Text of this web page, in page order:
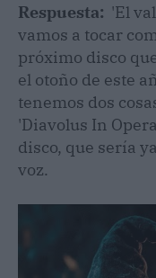
Respuesta: 'El
vamos a tocar
próximo disco
el otoño de este
tenemos dos
'Diavolus In
disco, que sería
voz.